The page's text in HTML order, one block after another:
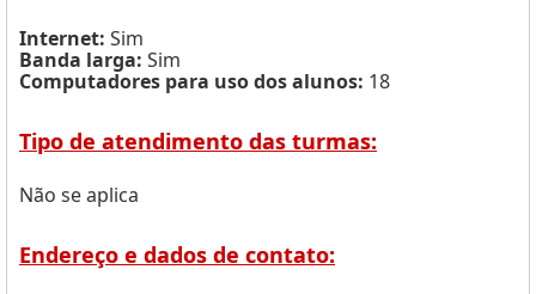
Internet: Sim
Banda larga: Sim
Computadores para uso dos alunos: 18
Tipo de atendimento das turmas:
Não se aplica
Endereço e dados de contato: